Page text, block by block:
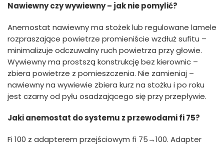
Nawiewny czy wywiewny – jak nie pomylić?
Anemostat nawiewny ma stożek lub regulowane lamele
rozpraszające powietrze promieniście wzdłuż sufitu –
minimalizuje odczuwalny ruch powietrza przy głowie.
Wywiewny ma prostszą konstrukcję bez kierownic –
zbiera powietrze z pomieszczenia. Nie zamieniaj –
nawiewny na wywiewie zbiera kurz na stożku i po roku
jest czarny od pyłu osadzającego się przy przepływie.
Jaki anemostat do systemu z przewodami fi 75?
Fi 100 z adapterem przejściowym fi 75→100. Adapter